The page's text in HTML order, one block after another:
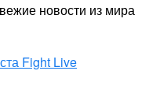
новости из мира
Fight Live